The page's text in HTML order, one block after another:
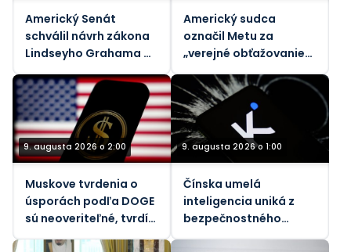
Americký Senát
schválil návrh zákona
Lindseyho Grahama o
Americký sudca
označil Metu za
„verejné obťažovanie“
ovzdušia
9. augusta 2026 o 2:00
Muskove tvrdenia o
úsporách podľa DOGE
sú neoveriteľné, tvrdí
vládny dozorný orgán
9. augusta 2026 o 1:00
Čínska umelá
inteligencia uniká z
bezpečnostného
pieskoviska, tvrdia